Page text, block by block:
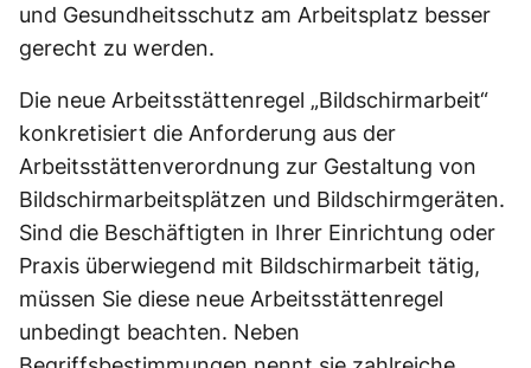
und Gesundheitsschutz am Arbeitsplatz besser
gerecht zu werden.
Die neue Arbeitsstättenregel „Bildschirmarbeit“
konkretisiert die Anforderung aus der
Arbeitsstättenverordnung zur Gestaltung von
Bildschirmarbeitsplätzen und Bildschirmgeräten.
Sind die Beschäftigten in Ihrer Einrichtung oder
Praxis überwiegend mit Bildschirmarbeit tätig,
müssen Sie diese neue Arbeitsstättenregel
unbedingt beachten. Neben